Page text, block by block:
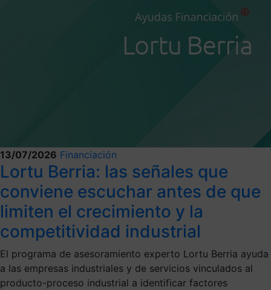
13/07/2026 Financiación
Lortu Berria: las señales que
conviene escuchar antes de que
limiten el crecimiento y la
competitividad industrial
El programa de asesoramiento experto Lortu Berria ayuda
a las empresas industriales y de servicios vinculados al
producto-proceso industrial a identificar factores